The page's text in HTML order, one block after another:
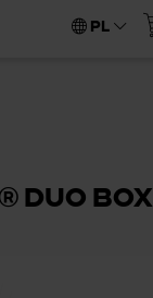
PL
DUO BOX